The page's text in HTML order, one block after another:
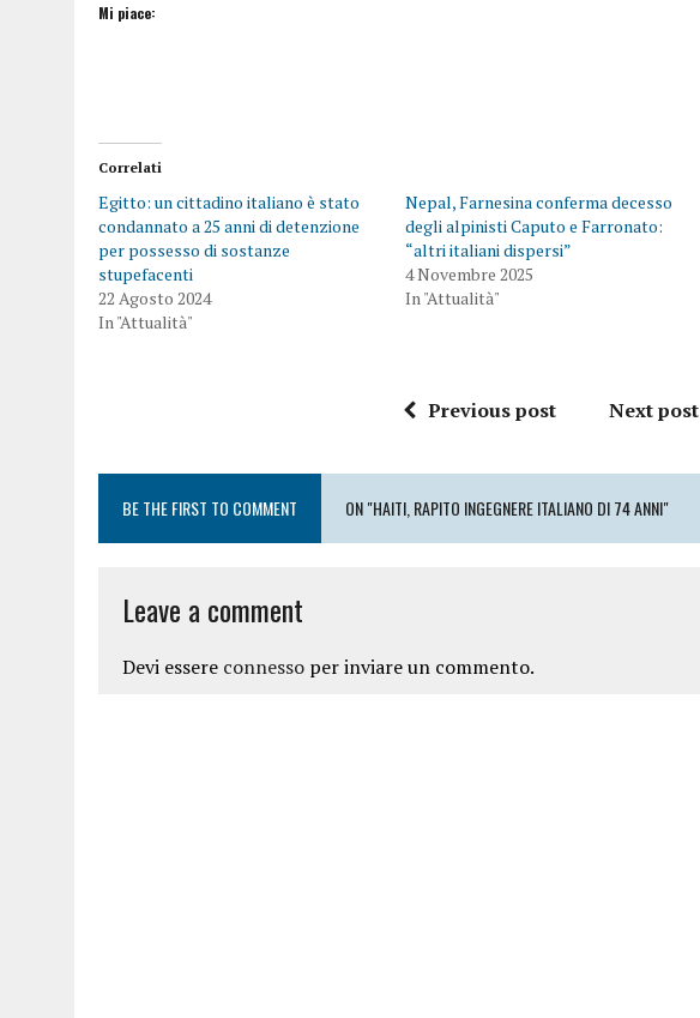
Mi piace:
Correlati
Egitto: un cittadino italiano è stato
condannato a 25 anni di detenzione
per possesso di sostanze
stupefacenti
22 Agosto 2024
In "Attualità"
Nepal, Farnesina conferma decesso
degli alpinisti Caputo e Farronato:
“altri italiani dispersi”
4 Novembre 2025
In "Attualità"
Previous post Next post
BE THE FIRST TO COMMENT ON "HAITI, RAPITO INGEGNERE ITALIANO DI 74 ANNI"
Leave a comment
Devi essere connesso per inviare un commento.